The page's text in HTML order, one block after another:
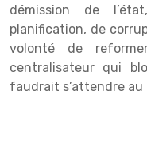
démission de
planification, de
volonté de
centralisateur qui
faudrait s’attendre au